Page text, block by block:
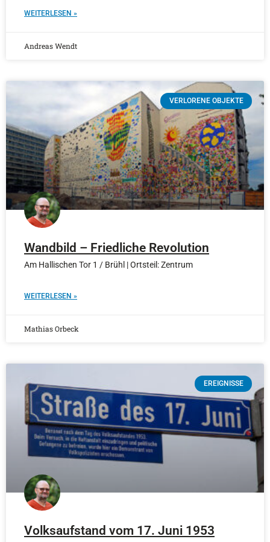
WEITERLESEN »
Andreas Wendt
VERLORENE OBJEKTE
Wandbild – Friedliche Revolution
Am Hallischen Tor 1 / Brühl | Ortsteil: Zentrum
WEITERLESEN »
Mathias Orbeck
EREIGNISSE
Volksaufstand vom 17. Juni 1953